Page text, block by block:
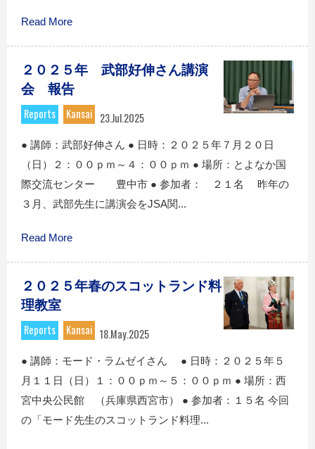
Read More
２０２５年 武部好伸さん講演
会 報告
Reports
Kansai 23.Jul.2025
● 講師：武部好伸さん ● 日時：２０２５年７月２０日
（日）２：００ｐｍ～４：００ｐｍ ● 場所：とよなか国
際交流センター 豊中市 ● 参加者： ２１名 昨年の
３月、武部先生に講演会をJSA関...
Read More
２０２５年春のスコットランド料
理教室
Reports
Kansai 18.May.2025
● 講師：モード・ラムゼイさん ● 日時：２０２５年５
月１１日（日）１：００ｐｍ～５：００ｐｍ ● 場所：西
宮中央公民館 （兵庫県西宮市） ● 参加者：１５名 今回
の「モード先生のスコットランド料理...